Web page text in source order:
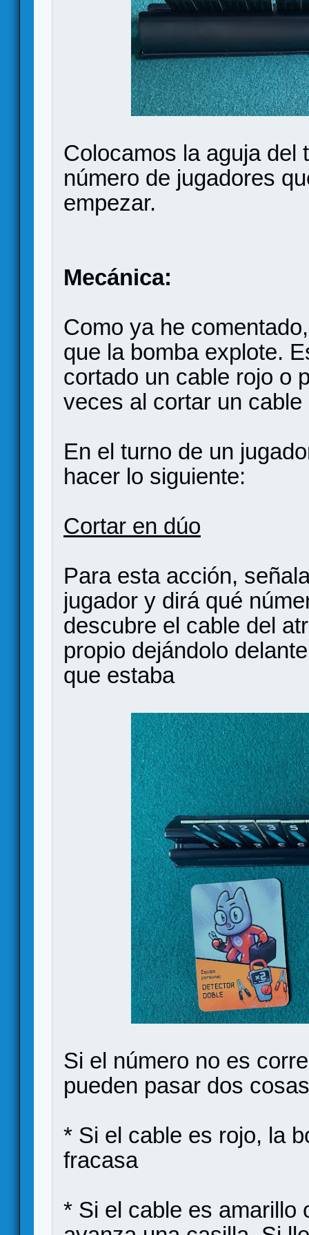
Colocamos la aguja del
número de jugadores
empezar.
Mecánica:
Como ya he
que la bomba explote.
cortado un cable rojo o
veces al cortar un
En el turno de un
hacer lo siguiente:
Cortar en dúo
Para esta acción,
jugador y dirá qué
descubre el cable del
propio dejándolo
que estaba
Si el número no es
pueden pasar dos
* Si el cable es rojo, la
fracasa
* Si el cable es amarillo